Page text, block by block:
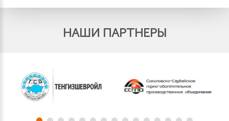
НАШИ ПАРТНЕРЫ